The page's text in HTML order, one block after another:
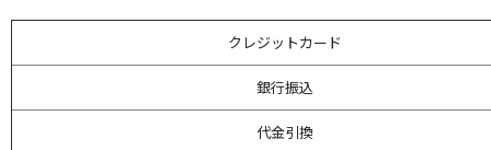
クレジットカード
銀行振込
代金引換